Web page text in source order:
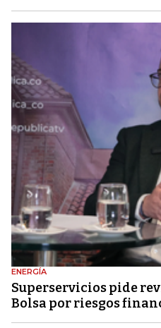
ENERGÍA
Superservicios pide
Bolsa por riesgos